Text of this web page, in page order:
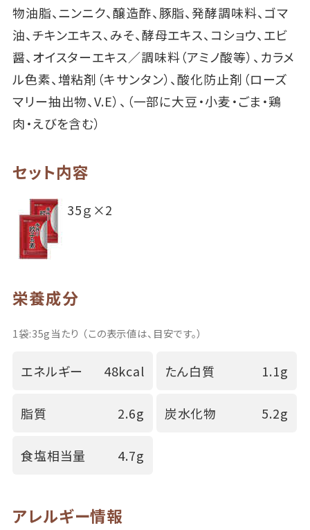
物油脂、ニンニク、醸造酢、豚脂、発酵調味料、ゴマ
油、チキンエキス、みそ、酵母エキス、コショウ、エビ
醤、オイスターエキス／調味料（アミノ酸等）、カラメ
ル色素、増粘剤（キサンタン）、酸化防止剤（ローズ
マリー抽出物、V.E）、（一部に大豆・小麦・ごま・鶏
肉・えびを含む）
セット内容
35ｇ×2
栄養成分
1袋:35g当たり （この表示値は、目安です。）
エネルギー 48kcal たん白質 1.1g
脂質 2.6g 炭水化物 5.2g
食塩相当量 4.7g
アレルギー情報